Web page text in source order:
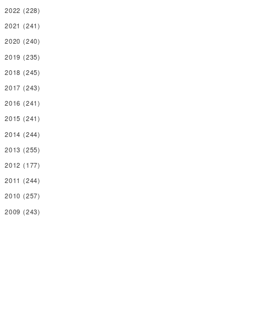
2022 (228)
2021 (241)
2020 (240)
2019 (235)
2018 (245)
2017 (243)
2016 (241)
2015 (241)
2014 (244)
2013 (255)
2012 (177)
2011 (244)
2010 (257)
2009 (243)